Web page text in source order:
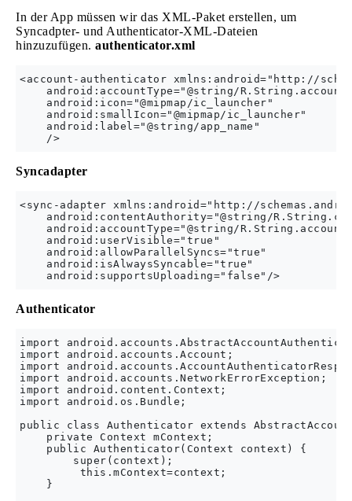
In der App müssen wir das XML-Paket erstellen, um
Syncadpter- und Authenticator-XML-Dateien
hinzuzufügen. authenticator.xml
<account-authenticator xmlns:android="http://
android:accountType="@string/
    android:icon="@mipmap/ic_launcher"
    android:smallIcon="@mipmap/ic_launcher"
    android:label="@string/app_name"
Syncadapter
<sync-adapter xmlns:android="http://
android:contentAuthority="@string/
android:accountType="@string/
    android:userVisible="true"
    android:allowParallelSyncs="true"
    android:isAlwaysSyncable="true"
Authenticator
import
import android.accounts.Account;
import
import android.accounts.NetworkErrorException;
import android.content.Context;
import android.os.Bundle;
public class Authenticator extends
    private Context mContext;
    public Authenticator(Context context) {
        super(context);
         this.mContext=context;
    }